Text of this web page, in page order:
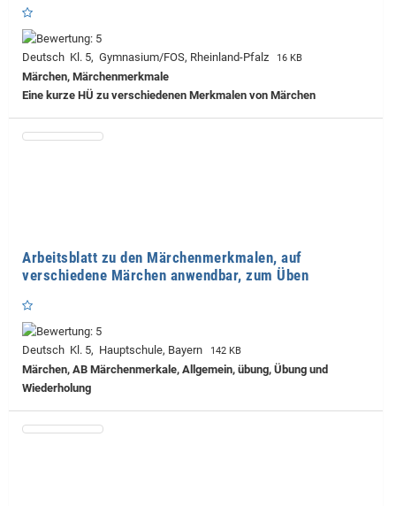
Deutsch Kl. 5, Gymnasium/FOS, Rheinland-Pfalz 16 KB
Märchen, Märchenmerkmale
Eine kurze HÜ zu verschiedenen Merkmalen von Märchen
Arbeitsblatt zu den Märchenmerkmalen, auf
verschiedene Märchen anwendbar, zum Üben
Deutsch Kl. 5, Hauptschule, Bayern 142 KB
Märchen, AB Märchenmerkale, Allgemein, übung, Übung und
Wiederholung